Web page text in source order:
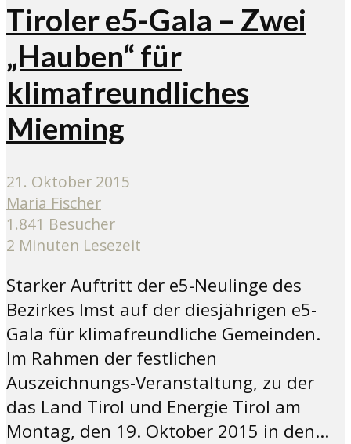
Tiroler e5-Gala – Zwei
„Hauben“ für
klimafreundliches
Mieming
21. Oktober 2015
Maria Fischer
1.841 Besucher
2 Minuten Lesezeit
Starker Auftritt der e5-Neulinge des
Bezirkes Imst auf der diesjährigen e5-
Gala für klimafreundliche Gemeinden.
Im Rahmen der festlichen
Auszeichnungs-Veranstaltung, zu der
das Land Tirol und Energie Tirol am
Montag, den 19. Oktober 2015 in den...